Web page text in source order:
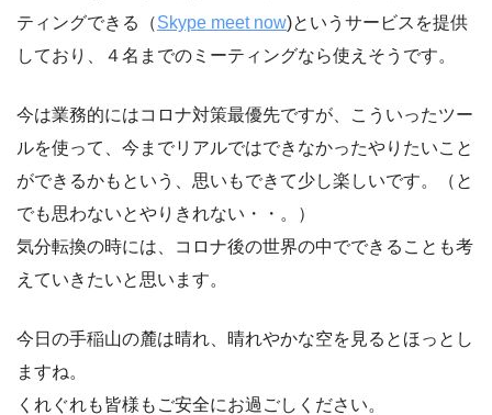
ティングできる（Skype meet now)というサービスを提供
しており、４名までのミーティングなら使えそうです。
今は業務的にはコロナ対策最優先ですが、こういったツー
ルを使って、今までリアルではできなかったやりたいこと
ができるかもという、思いもできて少し楽しいです。（と
でも思わないとやりきれない・・。）
気分転換の時には、コロナ後の世界の中でできることも考
えていきたいと思います。
今日の手稲山の麓は晴れ、晴れやかな空を見るとほっとし
ますね。
くれぐれも皆様もご安全にお過ごしください。